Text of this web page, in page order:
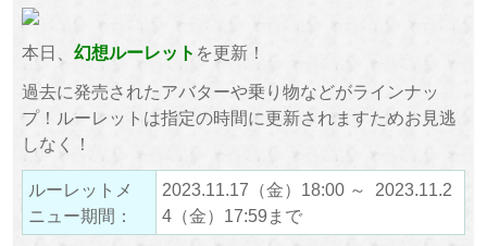
本日、 幻想ルーレット を更新！
過去に発売されたアバターや乗り物などがラインナッ
プ！ルーレットは指定の時間に更新されますためお見逃
しなく！
ルーレットメ
ニュー期間：
2023.11.17（金）18:00 ～ 2023.11.2
4（金）17:59まで